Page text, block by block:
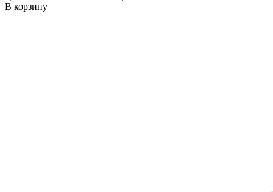
В корзину